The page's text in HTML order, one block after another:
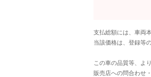
支払総額には、車両
当該価格は、登録等
この車の品質等、よ
販売店への問合わせ